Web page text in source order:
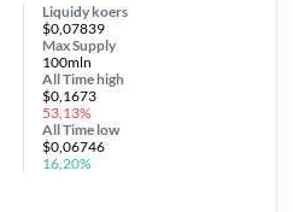
Liquidy koers
$0,07839
Max Supply
100mln
All Timehigh
$0,1673
53,13%
All Time low
$0,06746
16,20%